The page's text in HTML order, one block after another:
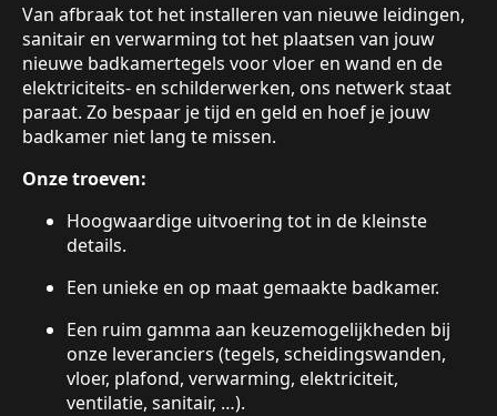
Van afbraak tot het installeren van nieuwe leidingen,
sanitair en verwarming tot het plaatsen van jouw
nieuwe badkamertegels voor vloer en wand en de
elektriciteits- en schilderwerken, ons netwerk staat
paraat. Zo bespaar je tijd en geld en hoef je jouw
badkamer niet lang te missen.
Onze troeven:
Hoogwaardige uitvoering tot in de kleinste
details.
Een unieke en op maat gemaakte badkamer.
Een ruim gamma aan keuzemogelijkheden bij
onze leveranciers (tegels, scheidingswanden,
vloer, plafond, verwarming, elektriciteit,
ventilatie, sanitair, …).